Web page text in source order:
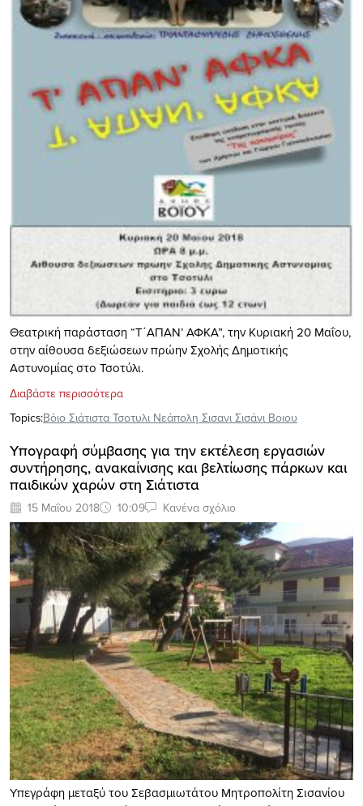
Θεατρική παράσταση “Τ΄ΑΠΑΝ’ ΑΦΚΑ”, την Κυριακή 20 Μαΐου,
στην αίθουσα δεξιώσεων πρώην Σχολής Δημοτικής
Αστυνομίας στο Τσοτύλι.
Διαβάστε περισσότερα
Topics:Βόιο Σιάτιστα Τσοτυλι Νεάπολη Σισανι Σισάνι Βοιου
Υπογραφή σύμβασης για την εκτέλεση εργασιών
συντήρησης, ανακαίνισης και βελτίωσης πάρκων και
παιδικών χαρών στη Σιάτιστα
15 Μαΐου 2018 10:09 Κανένα σχόλιο
Υπεγράφη μεταξύ του Σεβασμιωτάτου Μητροπολίτη Σισανίου